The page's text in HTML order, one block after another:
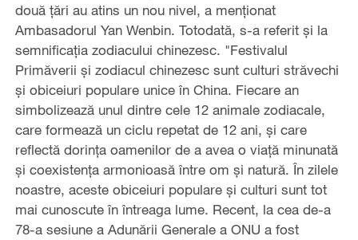
două țări au atins un nou nivel, a menționat
Ambasadorul Yan Wenbin. Totodată, s-a referit și la
semnificația zodiacului chinezesc. "Festivalul
Primăverii și zodiacul chinezesc sunt culturi străvechi
și obiceiuri populare unice în China. Fiecare an
simbolizează unul dintre cele 12 animale zodiacale,
care formează un ciclu repetat de 12 ani, și care
reflectă dorința oamenilor de a avea o viață minunată
și coexistența armonioasă între om și natură. În zilele
noastre, aceste obiceiuri populare și culturi sunt tot
mai cunoscute în întreaga lume. Recent, la cea de-a
78-a sesiune a Adunării Generale a ONU a fost